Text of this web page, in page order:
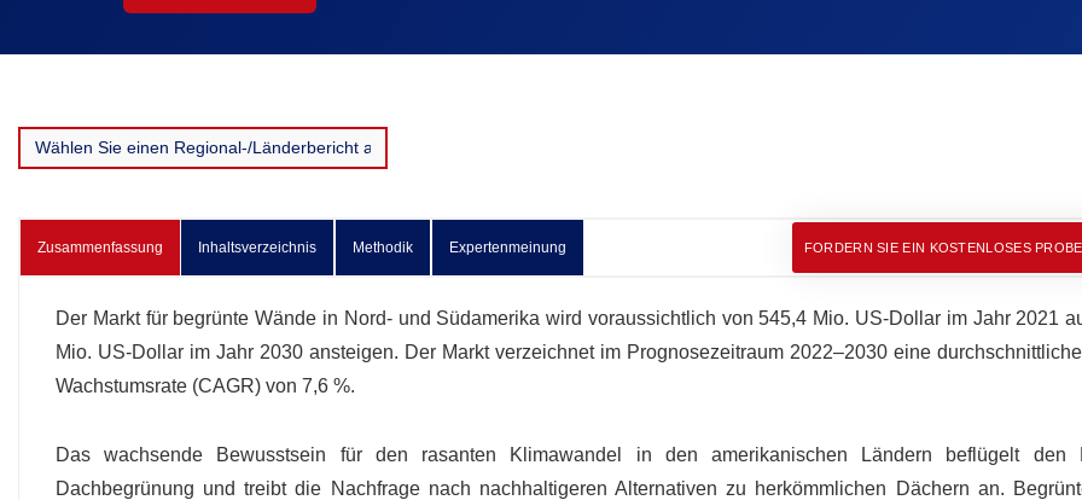
Zusammenfassung Inhaltsverzeichnis Methodik Expertenmeinung FORDERN SIE EIN KOSTENLOSES
Der Markt für begrünte Wände in Nord- und Südamerika wird voraussichtlich von 545,4 Mio. US-Dollar im Jahr 2021
Mio. US-Dollar im Jahr 2030 ansteigen. Der Markt verzeichnet im Prognosezeitraum 2022–2030 eine
Wachstumsrate (CAGR) von 7,6 %.
Das wachsende Bewusstsein für den rasanten Klimawandel in den amerikanischen Ländern beflügelt den
Dachbegrünung und treibt die Nachfrage nach nachhaltigeren Alternativen zu herkömmlichen Dächern an.